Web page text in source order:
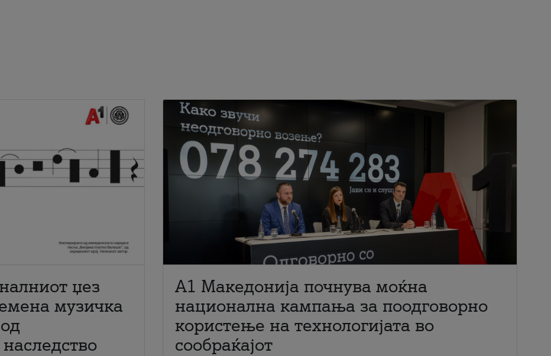
џез
музичка
A1 Македонија почнува моќна
национална кампања за поодговорно
користење на технологијата во
сообраќајот